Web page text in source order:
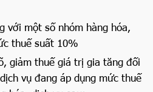
với một số nhóm hàng hóa,
thuế suất 10%
giảm thuế giá trị gia tăng đối
vụ đang áp dụng mức thuế